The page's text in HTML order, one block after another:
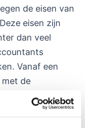
de eisen van
eisen zijn
dan veel
Vanaf een
de
waarmee
werken.